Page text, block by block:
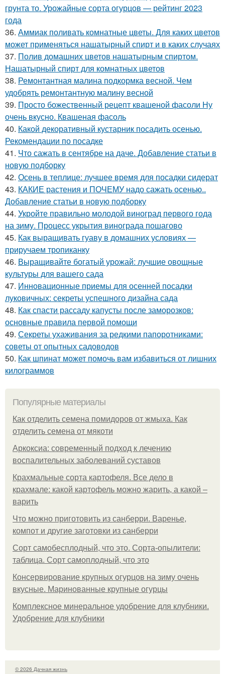
грунта то. Урожайные сорта огурцов — рейтинг 2023
года
36. Аммиак поливать комнатные цветы. Для каких цветов
может применяться нашатырный спирт и в каких случаях
37. Полив домашних цветов нашатырным спиртом.
Нашатырный спирт для комнатных цветов
38. Ремонтантная малина подкормка весной. Чем
удобрять ремонтантную малину весной
39. Просто божественный рецепт квашеной фасоли Ну
очень вкусно. Квашеная фасоль
40. Какой декоративный кустарник посадить осенью.
Рекомендации по посадке
41. Что сажать в сентябре на даче. Добавление статьи в
новую подборку
42. Осень в теплице: лучшее время для посадки сидерат
43. КАКИЕ растения и ПОЧЕМУ надо сажать осенью..
Добавление статьи в новую подборку
44. Укройте правильно молодой виноград первого года
на зиму. Процесс укрытия винограда пошагово
45. Как выращивать гуаву в домашних условиях —
приручаем тропиканку
46. Выращивайте богатый урожай: лучшие овощные
культуры для вашего сада
47. Инновационные приемы для осенней посадки
луковичных: секреты успешного дизайна сада
48. Как спасти рассаду капусты после заморозков:
основные правила первой помощи
49. Секреты ухаживания за редкими папоротниками:
советы от опытных садоводов
50. Как шпинат может помочь вам избавиться от лишних
килограммов
Популярные материалы
Как отделить семена помидоров от жмыха. Как
отделить семена от мякоти
Аркоксиа: современный подход к лечению
воспалительных заболеваний суставов
Крахмальные сорта картофеля. Все дело в
крахмале: какой картофель можно жарить, а какой –
варить
Что можно приготовить из санберри. Варенье,
компот и другие заготовки из санберри
Сорт самобесплодный, что это. Сорта-опылители:
таблица. Сорт самоплодный, что это
Консервирование крупных огурцов на зиму очень
вкусные. Маринованные крупные огурцы
Комплексное минеральное удобрение для клубники.
Удобрение для клубники
© 2026 Дачная жизнь